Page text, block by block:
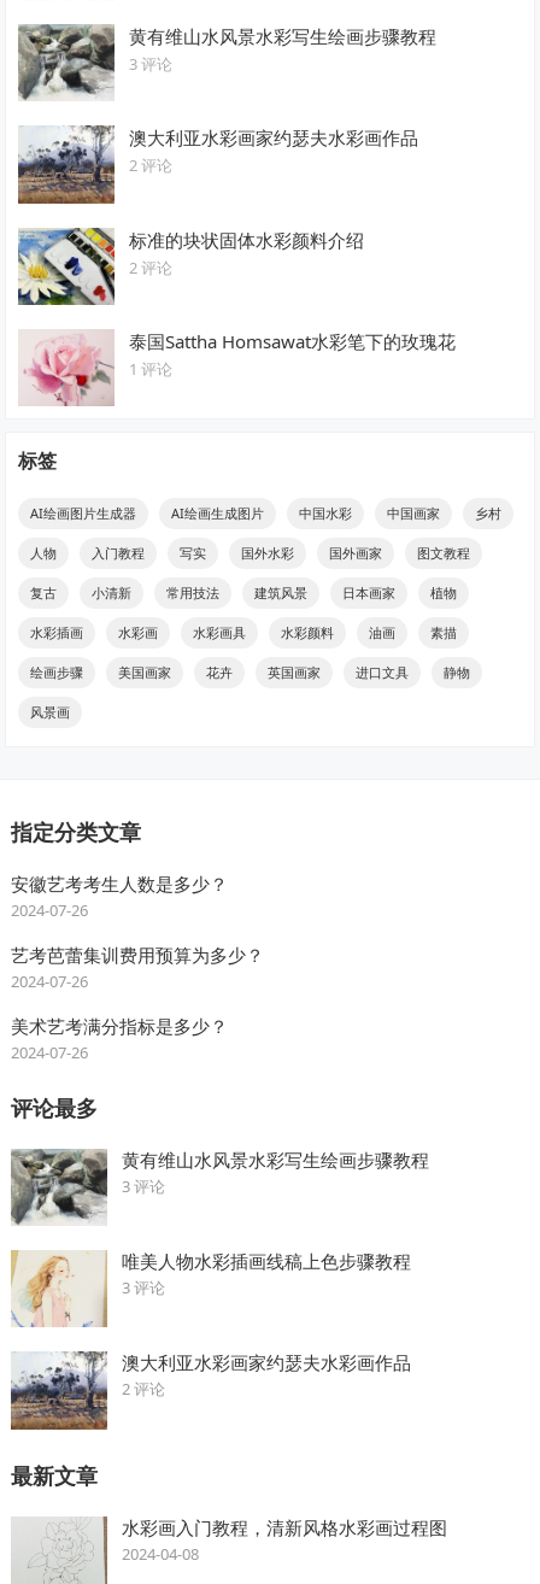
黄有维山水风景水彩写生绘画步骤教程
3 评论
澳大利亚水彩画家约瑟夫水彩画作品
2 评论
标准的块状固体水彩颜料介绍
2 评论
泰国Sattha Homsawat水彩笔下的玫瑰花
1 评论
标签
AI绘画图片生成器 AI绘画生成图片 中国水彩 中国画家 乡村
人物 入门教程 写实 国外水彩 国外画家 图文教程
复古 小清新 常用技法 建筑风景 日本画家 植物
水彩插画 水彩画 水彩画具 水彩颜料 油画 素描
绘画步骤 美国画家 花卉 英国画家 进口文具 静物
风景画
指定分类文章
安徽艺考考生人数是多少？
2024-07-26
艺考芭蕾集训费用预算为多少？
2024-07-26
美术艺考满分指标是多少？
2024-07-26
评论最多
黄有维山水风景水彩写生绘画步骤教程
3 评论
唯美人物水彩插画线稿上色步骤教程
3 评论
澳大利亚水彩画家约瑟夫水彩画作品
2 评论
最新文章
水彩画入门教程，清新风格水彩画过程图
2024-04-08